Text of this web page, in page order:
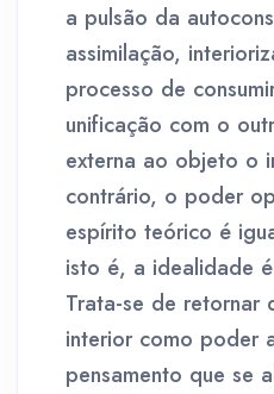
a pulsão da
assimilação,
processo de
unificação com o
externa ao objeto o
contrário, o poder
espírito teórico é
isto é, a idealidade
Trata-se de retornar
interior como poder
pensamento que se